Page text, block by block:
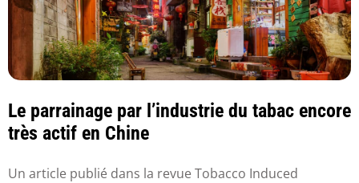
Le parrainage par l’industrie du tabac encore
très actif en Chine
Un article publié dans la revue Tobacco Induced